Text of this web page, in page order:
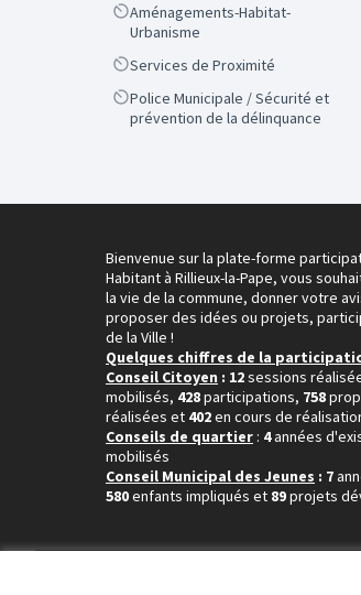
Scope
Aménagements-Habitat-
Urbanisme
ScopeServices de Proximité
Scope
Police Municipale / Sécurité et
prévention de la délinquance
Bienvenue sur la plate-forme
Habitant à Rillieux-la-Pape, vous
la vie de la commune, donner votre
proposer des idées ou projets,
de la Ville !
Quelques chiffres de la
Conseil Citoyen : 12sessions
mobilisés, 428participations, 758
réalisées et 402en cours de
Conseils de quartier : 4années
mobilisés
Conseil Municipal des Jeunes : 7
580enfants impliqués et 89projets